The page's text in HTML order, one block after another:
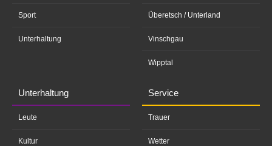
Sport
Unterhaltung
Überetsch / Unterland
Vinschgau
Wipptal
Unterhaltung
Leute
Kultur
Service
Trauer
Wetter